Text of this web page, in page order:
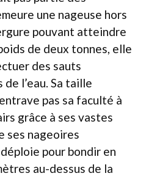
une nageuse hors
pouvant atteindre
de deux tonnes, elle
des sauts
l’eau. Sa taille
pas sa faculté à
grâce à ses vastes
ses nageoires
pour bondir en
au-dessus de la